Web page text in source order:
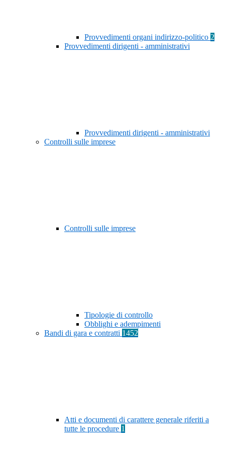
Provvedimenti organi indirizzo-politico 2
Provvedimenti dirigenti - amministrativi
Provvedimenti dirigenti - amministrativi
Controlli sulle imprese
Controlli sulle imprese
Tipologie di controllo
Obblighi e adempimenti
Bandi di gara e contratti 1452
Atti e documenti di carattere generale riferiti a
tutte le procedure 1